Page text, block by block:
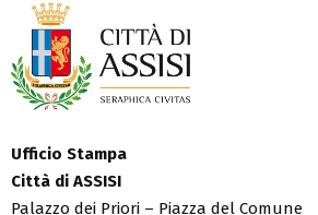
Ufficio Stampa
Città di ASSISI
Palazzo dei Priori – Piazza del Comune